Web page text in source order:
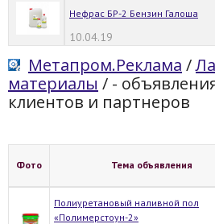
Нефрас БР-2 Бензин Галоша
10.04.19
Метапром.Реклама /
материалы / -
клиентов и партнеров
Фото Тема объявления
Полиуретановый наливной пол
«Полимерстоун-2»